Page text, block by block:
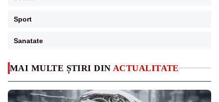
MAI MULTE ȘTIRI DIN ACTUALITATE
Sport
Sanatate